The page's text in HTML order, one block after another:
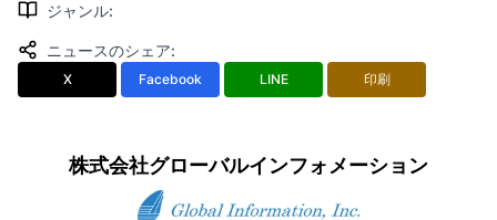
ジャンル:
ニュースのシェア:
X Facebook LINE 印刷
株式会社グローバルインフォメーション